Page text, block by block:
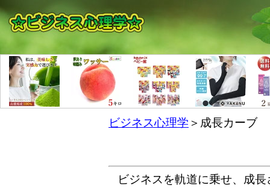
ビジネス心理学 ＞成長カーブ
ビジネスを軌道に乗せ、成